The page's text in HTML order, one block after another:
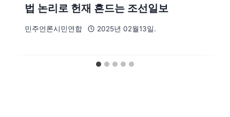
법 논리로 헌재 흔드는 조선일보
민주언론시민연합 2025년 02월13일.